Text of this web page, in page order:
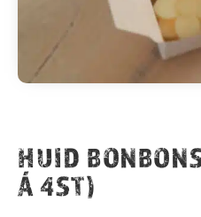
HUID
Á 4ST)